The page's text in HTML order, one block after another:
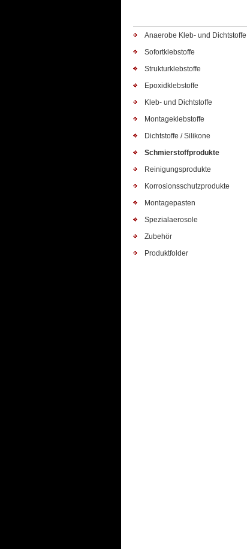
Anaerobe Kleb- und Dichtstoffe
Sofortklebstoffe
Strukturklebstoffe
Epoxidklebstoffe
Kleb- und Dichtstoffe
Montageklebstoffe
Dichtstoffe / Silikone
Schmierstoffprodukte
Reinigungsprodukte
Korrosionsschutzprodukte
Montagepasten
Spezialaerosole
Zubehör
Produktfolder